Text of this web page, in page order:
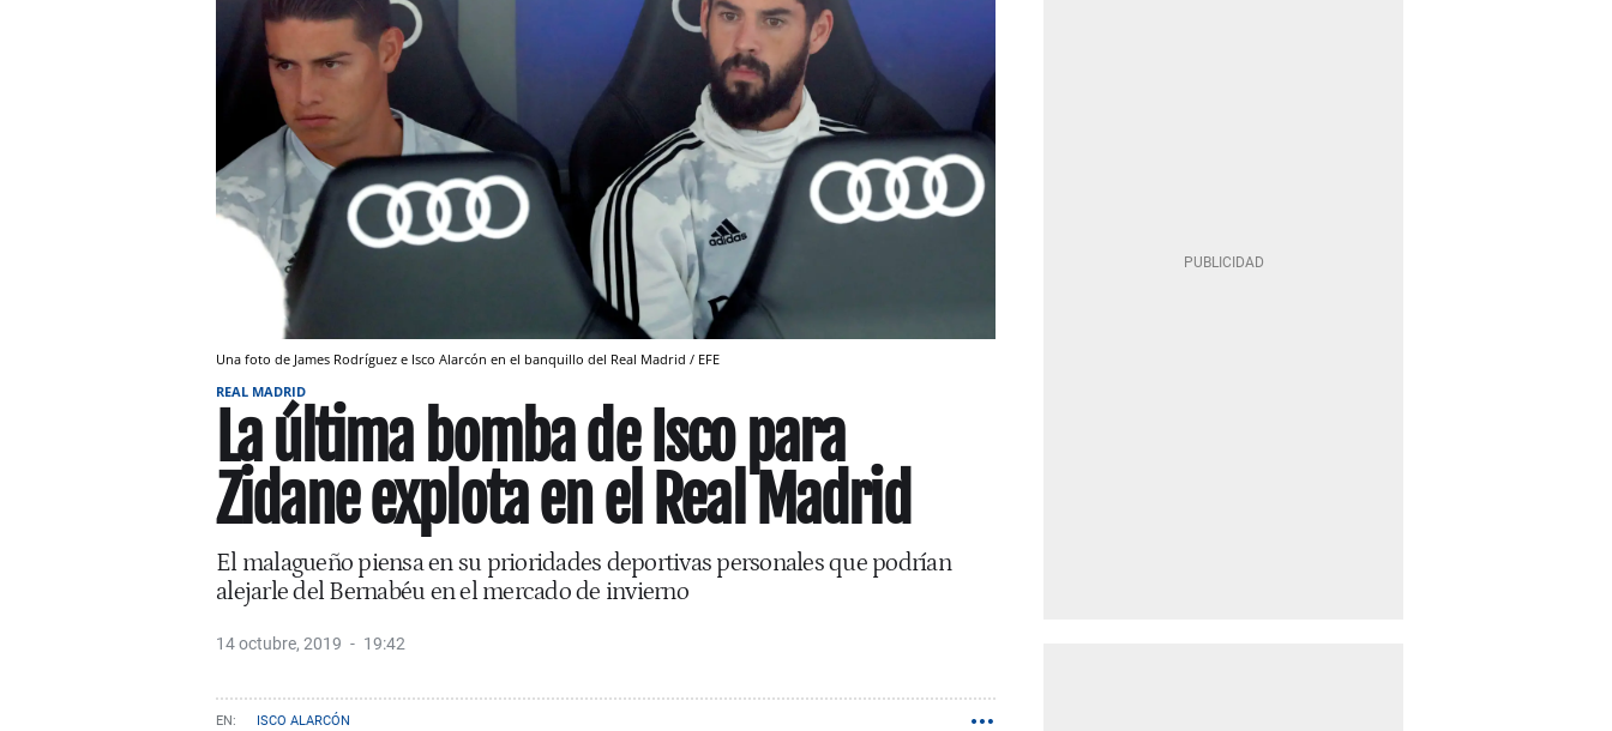
Una foto de James Rodríguez e Isco Alarcón en el banquillo del Real Madrid / EFE
REAL MADRID
La última bomba de Isco para
Zidane explota en el Real Madrid
El malagueño piensa en su prioridades deportivas personales que podrían
alejarle del Bernabéu en el mercado de invierno
14 octubre, 2019 19:42
ISCO ALARCÓN